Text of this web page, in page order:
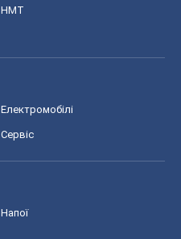
НМТ
Електромобілі
Сервіс
Напої